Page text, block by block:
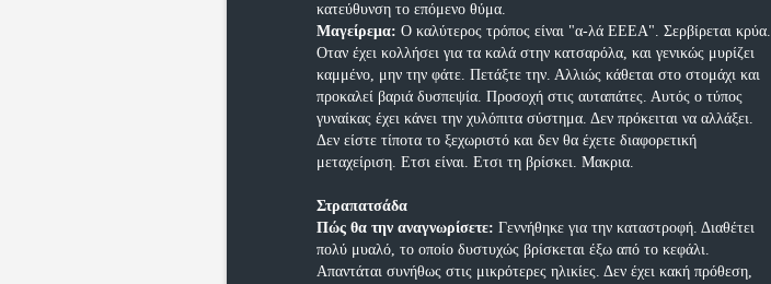
κατεύθυνση το επόμενο θύμα.
Μαγείρεμα:Ο καλύτερος τρόπος είναι "α-λά ΕΕΕΑ". Σερβίρεται κρύα.
Οταν έχει κολλήσει για τα καλά στην κατσαρόλα, και γενικώς μυρίζει
καμμένο, μην την φάτε. Πετάξτε την. Αλλιώς κάθεται στο στομάχι και
προκαλεί βαριά δυσπεψία. Προσοχή στις αυταπάτες. Αυτός ο τύπος
γυναίκας έχει κάνει την χυλόπιτα σύστημα. Δεν πρόκειται να αλλάξει.
Δεν είστε τίποτα το ξεχωριστό και δεν θα έχετε διαφορετική
μεταχείριση. Ετσι είναι. Ετσι τη βρίσκει. Μακρια.
Στραπατσάδα
Πώς θα την αναγνωρίσετε: Γεννήθηκε για την καταστροφή. Διαθέτει
πολύ μυαλό, το οποίο δυστυχώς βρίσκεται έξω από το κεφάλι.
Απαντάται συνήθως στις μικρότερες ηλικίες. Δεν έχει κακή πρόθεση,